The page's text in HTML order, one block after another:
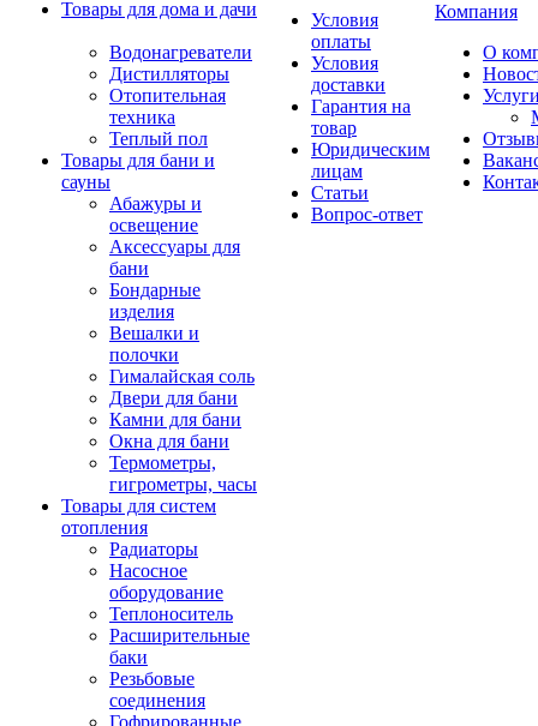
Товары для дома и дачи
Водонагреватели
Дистилляторы
Отопительная
техника
Теплый пол
Товары для бани и
сауны
Абажуры и
освещение
Аксессуары для
бани
Бондарные
изделия
Вешалки и
полочки
Гималайская соль
Двери для бани
Камни для бани
Окна для бани
Термометры,
гигрометры, часы
Товары для систем
отопления
Радиаторы
Насосное
оборудование
Теплоноситель
Расширительные
баки
Резьбовые
соединения
Гофрированные
Условия
оплаты
Условия
доставки
Гарантия на
товар
Юридическим
лицам
Статьи
Вопрос-ответ
Компания
О